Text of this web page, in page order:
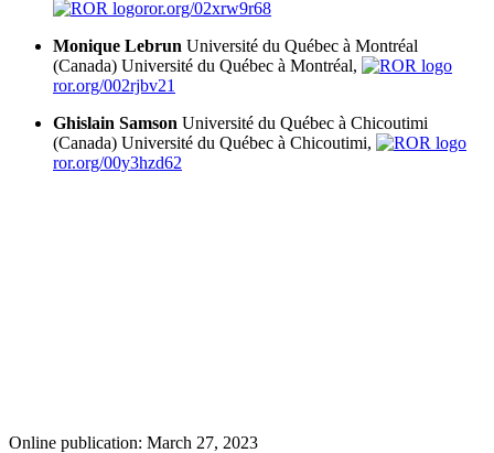
ror.org/02xrw9r68
Monique Lebrun Université du Québec à Montréal
(Canada) Université du Québec à Montréal,
ror.org/002rjbv21
Ghislain Samson Université du Québec à Chicoutimi
(Canada) Université du Québec à Chicoutimi,
ror.org/00y3hzd62
Online publication: March 27, 2023